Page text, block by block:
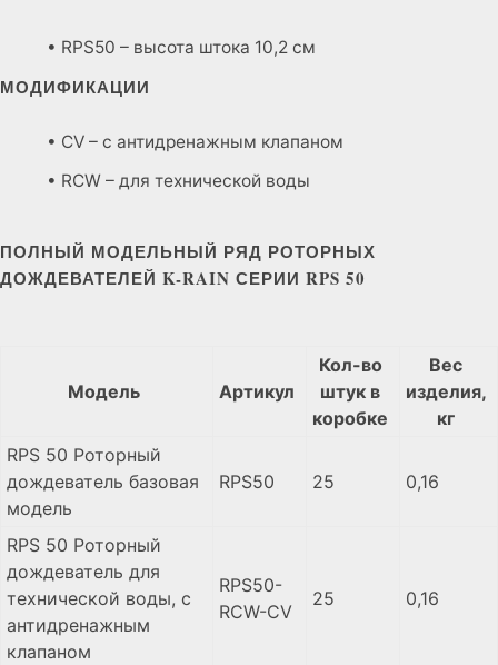
• RPS50 – высота штока 10,2 см
МОДИФИКАЦИИ
• CV – с антидренажным клапаном
• RCW – для технической воды
ПОЛНЫЙ МОДЕЛЬНЫЙ РЯД РОТОРНЫХ
ДОЖДЕВАТЕЛЕЙ K-RAIN СЕРИИ RPS 50
Модель Артикул
Кол-во
штук в
коробке
Вес
изделия,
кг
RPS 50 Роторный
дождеватель базовая
модель
RPS50 25 0,16
RPS 50 Роторный
дождеватель для
технической воды, с
антидренажным
клапаном
RPS50-
RCW-CV
25 0,16